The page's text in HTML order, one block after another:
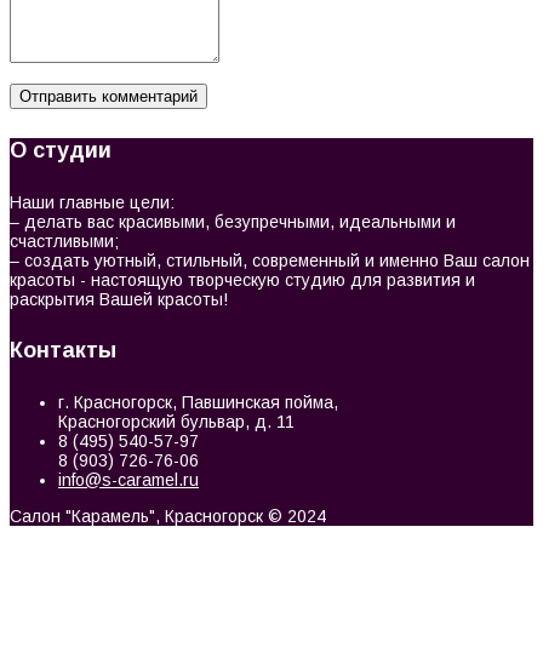
О студии
Наши главные цели:
– делать вас красивыми, безупречными, идеальными и
счастливыми;
– создать уютный, стильный, современный и именно Ваш салон
красоты - настоящую творческую студию для развития и
раскрытия Вашей красоты!
Контакты
г. Красногорск, Павшинская пойма,
Красногорский бульвар, д. 11
8 (495) 540-57-97
8 (903) 726-76-06
info@s-caramel.ru
Салон "Карамель", Красногорск © 2024